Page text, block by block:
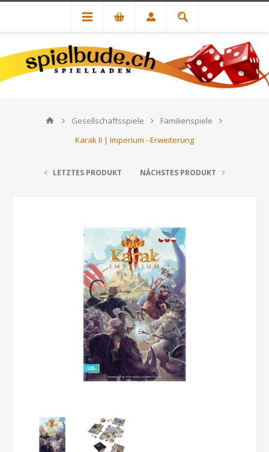
Gesellschaftsspiele
Familienspiele
Karak II | Imperium - Erweiterung
LETZTES PRODUKT NÄCHSTES PRODUKT